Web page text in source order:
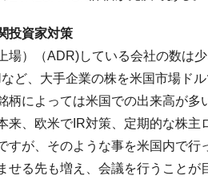
投資家対策
）（ADR)している会社の数は少
ど、大手企業の株を米国市場ド
柄によっては米国での出来高が多
来、欧米でIR対策、定期的な株主
すが、そのような事を米国内で行
せる先も増え、会議を行うことが